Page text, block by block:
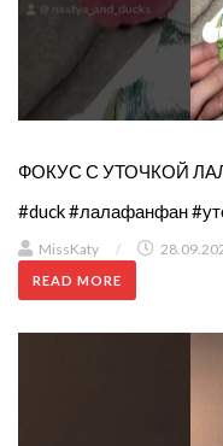
ФОКУС С УТОЧКОЙ
#duck #лалафанфан
MissKaty /
READ MORE